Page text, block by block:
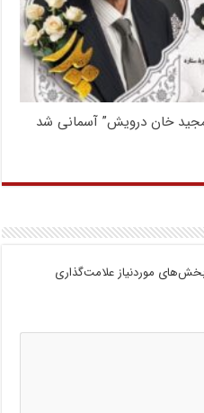
خان درویش” آسمانی شد
موردنیاز علامت‌گذاری